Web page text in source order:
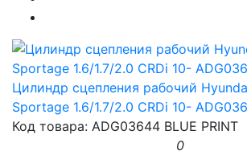
Цилиндр сцепления рабочий
Sportage 1.6/1.7/2.0 CRDi 10-
Код товара: ADG03644 BLUE PRINT
0